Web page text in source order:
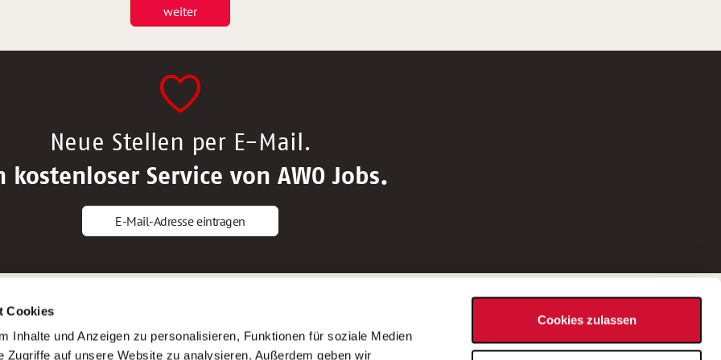
Cookies
Inhalte und Anzeigen zu personalisieren, Funktionen für soziale Medien
Zugriffe auf unsere Website zu analysieren. Außerdem geben wir
Cookies zulassen
weiter
Neue Stellen per E-Mail.
kostenloser Service von AWO Jobs.
E-Mail-Adresse eintragen
Altenpfleger*in
Krankenpfleger*in
AWO Gliederungen nach Bundesland
Stellenangebote nach Bundesländern